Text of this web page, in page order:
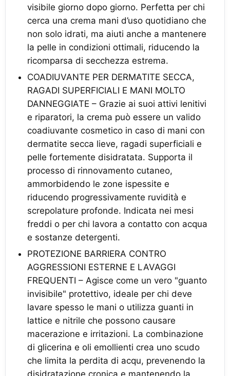
visibile giorno dopo giorno. Perfetta per chi
cerca una crema mani d’uso quotidiano che
non solo idrati, ma aiuti anche a mantenere
la pelle in condizioni ottimali, riducendo la
ricomparsa di secchezza estrema.
COADIUVANTE PER DERMATITE SECCA,
RAGADI SUPERFICIALI E MANI MOLTO
DANNEGGIATE – Grazie ai suoi attivi lenitivi
e riparatori, la crema può essere un valido
coadiuvante cosmetico in caso di mani con
dermatite secca lieve, ragadi superficiali e
pelle fortemente disidratata. Supporta il
processo di rinnovamento cutaneo,
ammorbidendo le zone ispessite e
riducendo progressivamente ruvidità e
screpolature profonde. Indicata nei mesi
freddi o per chi lavora a contatto con acqua
e sostanze detergenti.
PROTEZIONE BARRIERA CONTRO
AGGRESSIONI ESTERNE E LAVAGGI
FREQUENTI – Agisce come un vero "guanto
invisibile" protettivo, ideale per chi deve
lavare spesso le mani o utilizza guanti in
lattice e nitrile che possono causare
macerazione e irritazioni. La combinazione
di glicerina e oli emollienti crea uno scudo
che limita la perdita di acqu, prevenendo la